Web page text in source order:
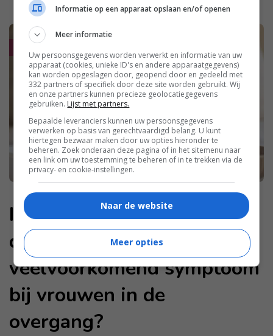
In hoeverre is vaginale
droogheid een
veelvoorkomend symptoom
bij vrouwen in de
overgang?
Informatie op een apparaat opslaan en/of openen
Meer informatie
Uw persoonsgegevens worden verwerkt en informatie van uw
apparaat (cookies, unieke ID's en andere apparaatgegevens)
kan worden opgeslagen door, geopend door en gedeeld met
332 partners of specifiek door deze site worden gebruikt. Wij
en onze partners kunnen precieze geolocatiegegevens
gebruiken. Lijst met partners.
Bepaalde leveranciers kunnen uw persoonsgegevens
verwerken op basis van gerechtvaardigd belang. U kunt
hiertegen bezwaar maken door uw opties hieronder te
beheren. Zoek onderaan deze pagina of in het sitemenu naar
een link om uw toestemming te beheren of in te trekken via de
privacy- en cookie-instellingen.
Naar de website
Meer opties